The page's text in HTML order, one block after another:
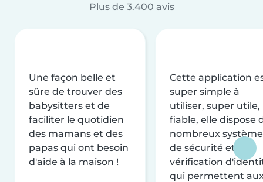
Plus de 3.400 avis
Une façon belle et
sûre de trouver des
babysitters et de
faciliter le quotidien
des mamans et des
papas qui ont besoin
d'aide à la maison !
Cette application
super simple à
utiliser, super utile,
fiable, elle dispose
nombreux
de sécurité et de
vérification
qui permettent